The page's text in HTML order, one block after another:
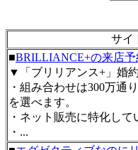
サイ
■BRILLIANCE+の来店予
▼「ブリリアンス+」婚
・組み合わせは300万通
を選べます。
・ネット販売に特化し
・...